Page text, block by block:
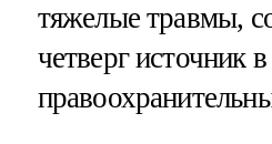
тяжелые травмы,
четверг источник в